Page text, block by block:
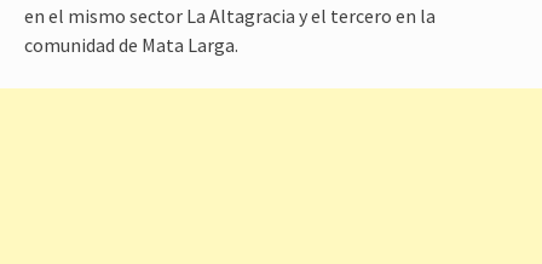
en el mismo sector La Altagracia y el tercero en la
comunidad de Mata Larga.